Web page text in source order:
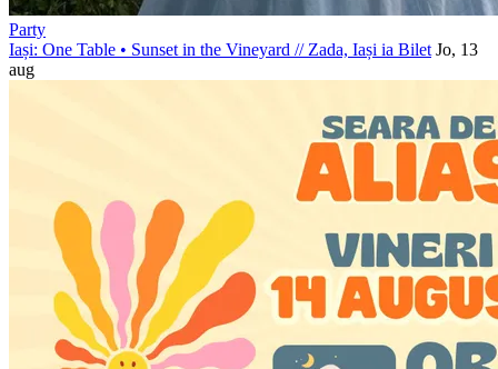
Party
Iași: One Table • Sunset in the Vineyard //Zada, Iași ia Bilet Jo, 13
aug